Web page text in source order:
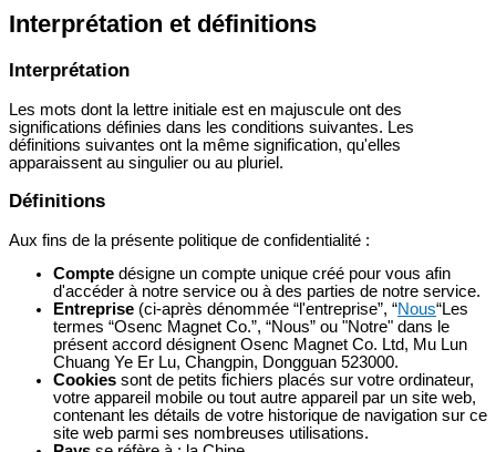
Interprétation et définitions
Interprétation
Les mots dont la lettre initiale est en majuscule ont des
significations définies dans les conditions suivantes. Les
définitions suivantes ont la même signification, qu'elles
apparaissent au singulier ou au pluriel.
Définitions
Aux fins de la présente politique de confidentialité :
Compte désigne un compte unique créé pour vous afin
d'accéder à notre service ou à des parties de notre service.
Entreprise (ci-après dénommée “l'entreprise”, “Nous“Les
termes “Osenc Magnet Co.”, “Nous” ou "Notre" dans le
présent accord désignent Osenc Magnet Co. Ltd, Mu Lun
Chuang Ye Er Lu, Changpin, Dongguan 523000.
Cookies sont de petits fichiers placés sur votre ordinateur,
votre appareil mobile ou tout autre appareil par un site web,
contenant les détails de votre historique de navigation sur ce
site web parmi ses nombreuses utilisations.